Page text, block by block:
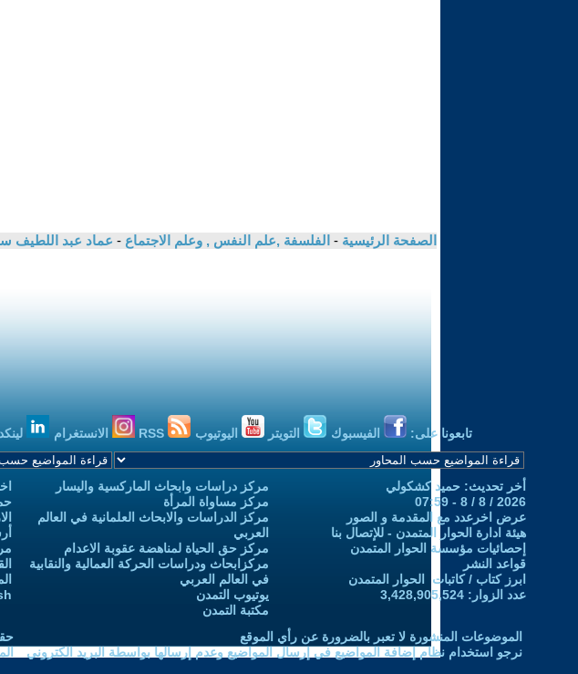
الصفحة الرئيسية - الفلسفة ,علم النفس , وعلم الاجتماع - عماد عبد اللطيف
تابعونا على: الفيسبوك التويتر اليوتيوب الانستغرام
أخر تحديث: حميد كشكولي
2026 / 8 / 8 - 07:59
عرض اخرعدد مع المقدمة و الصور
هيئة ادارة الحوار المتمدن - للإتصال بنا
إحصائيات مؤسسة الحوار المتمدن
قواعد النشر
ابرز كتاب / كاتبات الحوار المتمدن
عدد الزوار: 3,428,905,524
مركز دراسات وابحاث الماركسية واليسار
مركز مساواة المرأة
مركز الدراسات والابحاث العلمانية في العالم
العربي
مركز حق الحياة لمناهضة عقوبة الاعدام
مركزابحاث ودراسات الحركة العمالية والنقابية
في العالم العربي
يوتيوب التمدن
مكتبة التمدن
الموضوعات المنشورة لا تعبر بالضرورة عن رأي الموقع
نرجو استخدام نظام إضافة المواضيع في إرسال المواضيع وعدم إرسالها بواسطة البريد الكتروني